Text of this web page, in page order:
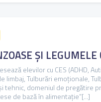
ȘI
elevilor cu CES (ADHD,
limbaj, Tulburări emoționale,
tehnic, domeniul de pregătire
de bază în alimentație”[...]